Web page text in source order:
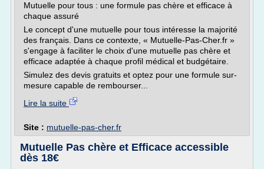
Mutuelle pour tous : une formule pas chère et efficace à
chaque assuré
Le concept d'une mutuelle pour tous intéresse la majorité
des français. Dans ce contexte, « Mutuelle-Pas-Cher.fr »
s'engage à faciliter le choix d'une mutuelle pas chère et
efficace adaptée à chaque profil médical et budgétaire.
Simulez des devis gratuits et optez pour une formule sur-
mesure capable de rembourser...
Lire la suite
Site : mutuelle-pas-cher.fr
Mutuelle Pas chère et Efficace accessible
dès 18€